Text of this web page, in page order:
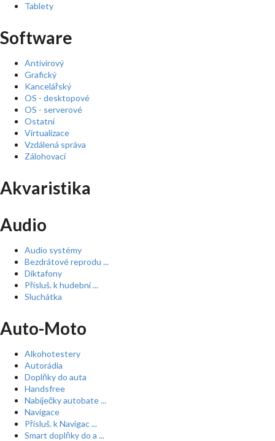
Tablety
Software
Antivirový
Grafický
Kancelářský
OS - desktopové
OS - serverové
Ostatní
Virtualizace
Vzdálená správa
Zálohovací
Akvaristika
Audio
Audio systémy
Bezdrátové reprodu ...
Diktafony
Přísluš. k hudební ...
Sluchátka
Auto-Moto
Alkohotestery
Autorádia
Doplňky do auta
Handsfree
Nabíječky autobate ...
Navigace
Přísluš. k Navigac ...
Smart doplňky do a ...